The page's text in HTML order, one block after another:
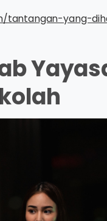
tantangan-yang-